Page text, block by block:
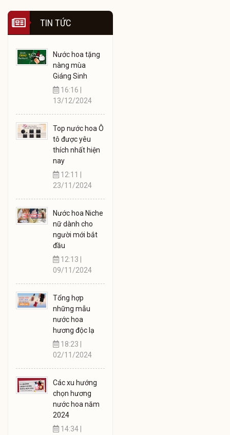
TIN TỨC
Nước hoa tặng
nàng mùa
Giáng Sinh
16:16 |
13/12/2024
Top nước hoa Ô
tô được yêu
thích nhất hiện
nay
12:11 |
23/11/2024
Nước hoa Niche
nữ dành cho
người mới bắt
đầu
12:13 |
09/11/2024
Tổng hợp
những mẫu
nước hoa
hương độc lạ
18:23 |
02/11/2024
Các xu hướng
chọn hương
nước hoa năm
2024
14:34 |